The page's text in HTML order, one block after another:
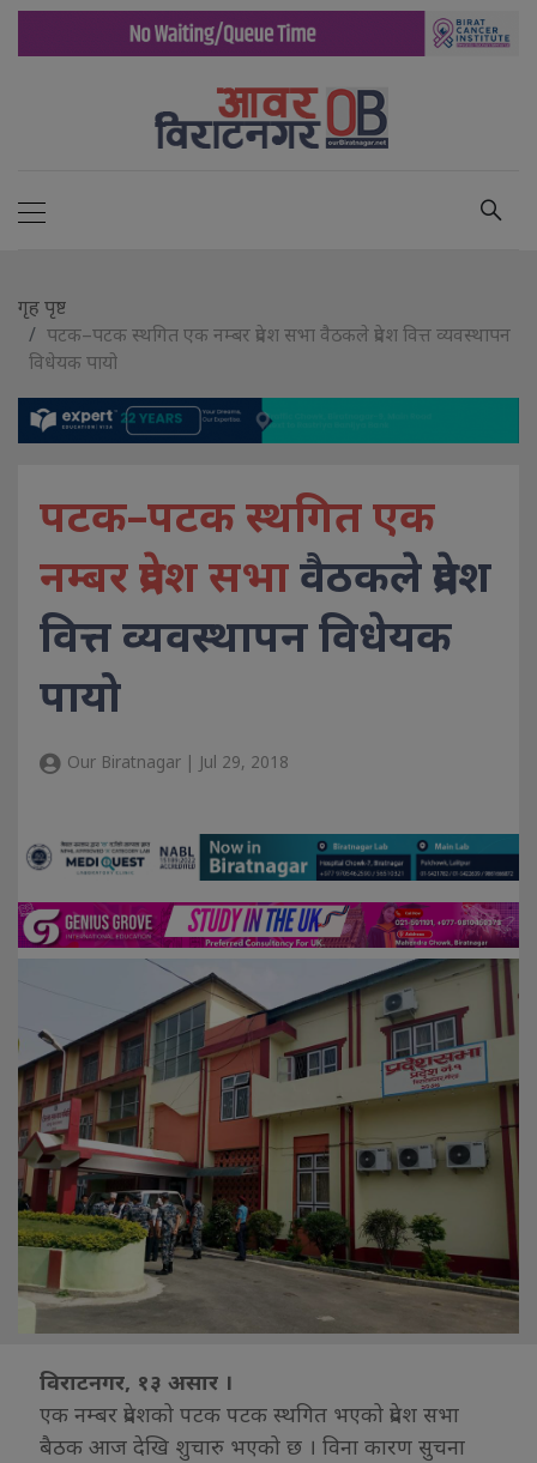
गृह पृष्ट
पटक–पटक स्थगित एक नम्बर प्रदेश सभा वैठकले प्रदेश वित्त व्यवस्थापन
विधेयक पायो
पटक–पटक स्थगित एक
नम्बर प्रदेश सभावैठकले प्रदेश
वित्त व्यवस्थापन विधेयक
पायो
Our Biratnagar | Jul 29, 2018
विराटनगर, १३ असार ।
एक नम्बर प्रदेशको पटक पटक स्थगित भएको प्रदेश सभा
बैठक आज देखि शुचारु भएको छ । विना कारण सुचना